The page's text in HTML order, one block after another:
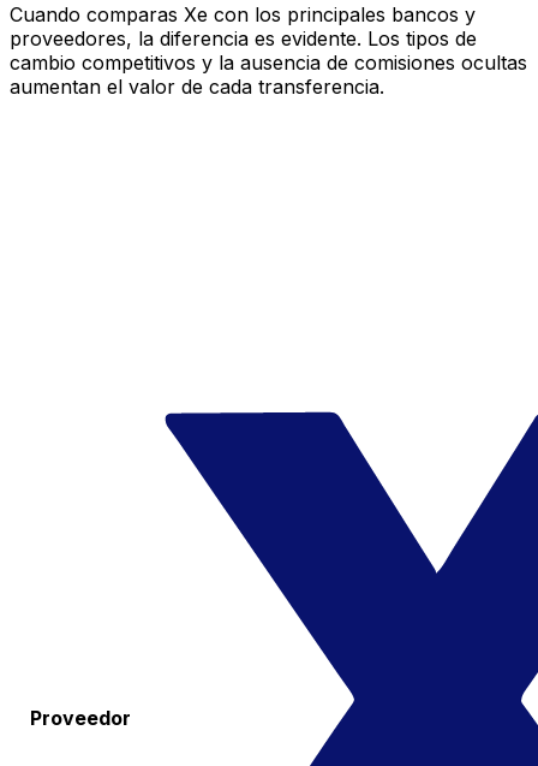
Cuando comparas Xe con los principales bancos y
proveedores, la diferencia es evidente. Los tipos de
cambio competitivos y la ausencia de comisiones ocultas
aumentan el valor de cada transferencia.
Proveedor